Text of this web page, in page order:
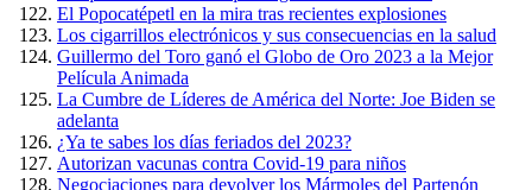
El Popocatépetl en la mira tras recientes explosiones
Los cigarrillos electrónicos y sus consecuencias en la salud
Guillermo del Toro ganó el Globo de Oro 2023 a la Mejor
Película Animada
La Cumbre de Líderes de América del Norte: Joe Biden se
adelanta
¿Ya te sabes los días feriados del 2023?
Autorizan vacunas contra Covid-19 para niños
Negociaciones para devolver los Mármoles del Partenón